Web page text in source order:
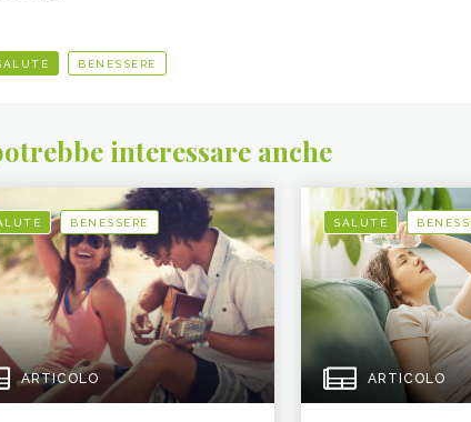
BENESSERE
interessare anche
BENESSERE
ARTICOLO
SALUTE
ARTICOLO